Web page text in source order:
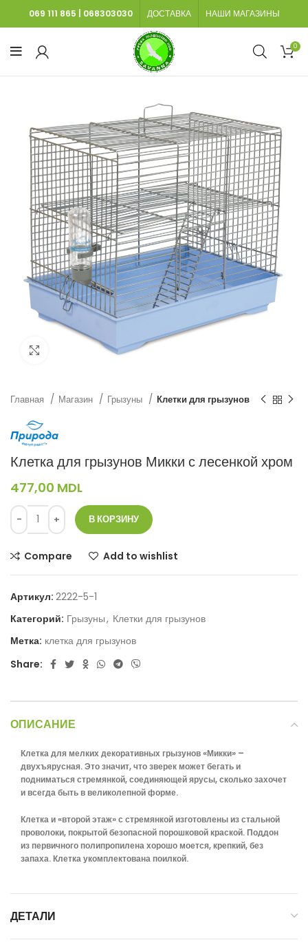
069 111 865 068303030 ДОСТАВКА НАШИ МАГАЗИНЫ
0
Нажмите, чтобы увеличить
Главная Магазин Грызуны Клетки для грызунов
Клетка для грызунов Микки с лесенкой хром
477,00 MDL
В КОРЗИНУ
Compare Add to wishlist
Артикул: 2222-5-1
Категорий: Грызуны, Клетки для грызунов
Метка: клетка для грызунов
Share:
ОПИСАНИЕ
Клетка для мелких декоративных грызунов «Микки» –
двухъярусная. Это значит, что зверек может бегать и
подниматься стремянкой, соединяющей ярусы, сколько захочет
и всегда быть в великолепной форме.
Клетка и «второй этаж» с стремянкой изготовлены из стальной
проволоки, покрытой безопасной порошковой краской. Поддон
из первичного полипропилена хорошо моется, крепкий, без
запаха. Клетка укомплектована поилкой.
ДЕТАЛИ